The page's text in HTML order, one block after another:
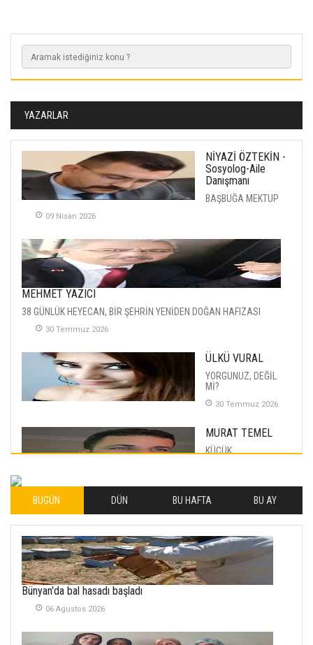
YAZARLAR
NİYAZİ ÖZTEKİN -
Sosyolog-Aile
Danışmanı
BAŞBUĞA MEKTUP
09 Nisan 2026
MEHMET YAZICI
38 GÜNLÜK HEYECAN, BİR ŞEHRİN YENİDEN DOĞAN HAFIZASI
30 Temmuz 2026
ÜLKÜ VURAL
YORGUNUZ, DEĞİL
Mİ?
30 Temmuz 2026
MURAT TEMEL
KÜÇÜK
İLHAN YILMAZ
SOFRADA AYRIMCILIK
VAR
26 Subat 2026
METİN ERTEM
21 Haziran 2026
BUGÜN DÜN BU HAFTA BU AY
Bünyan'da bal hasadı başladı
06 Agustos 2026